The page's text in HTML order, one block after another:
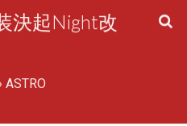
決起Night改
ASTRO